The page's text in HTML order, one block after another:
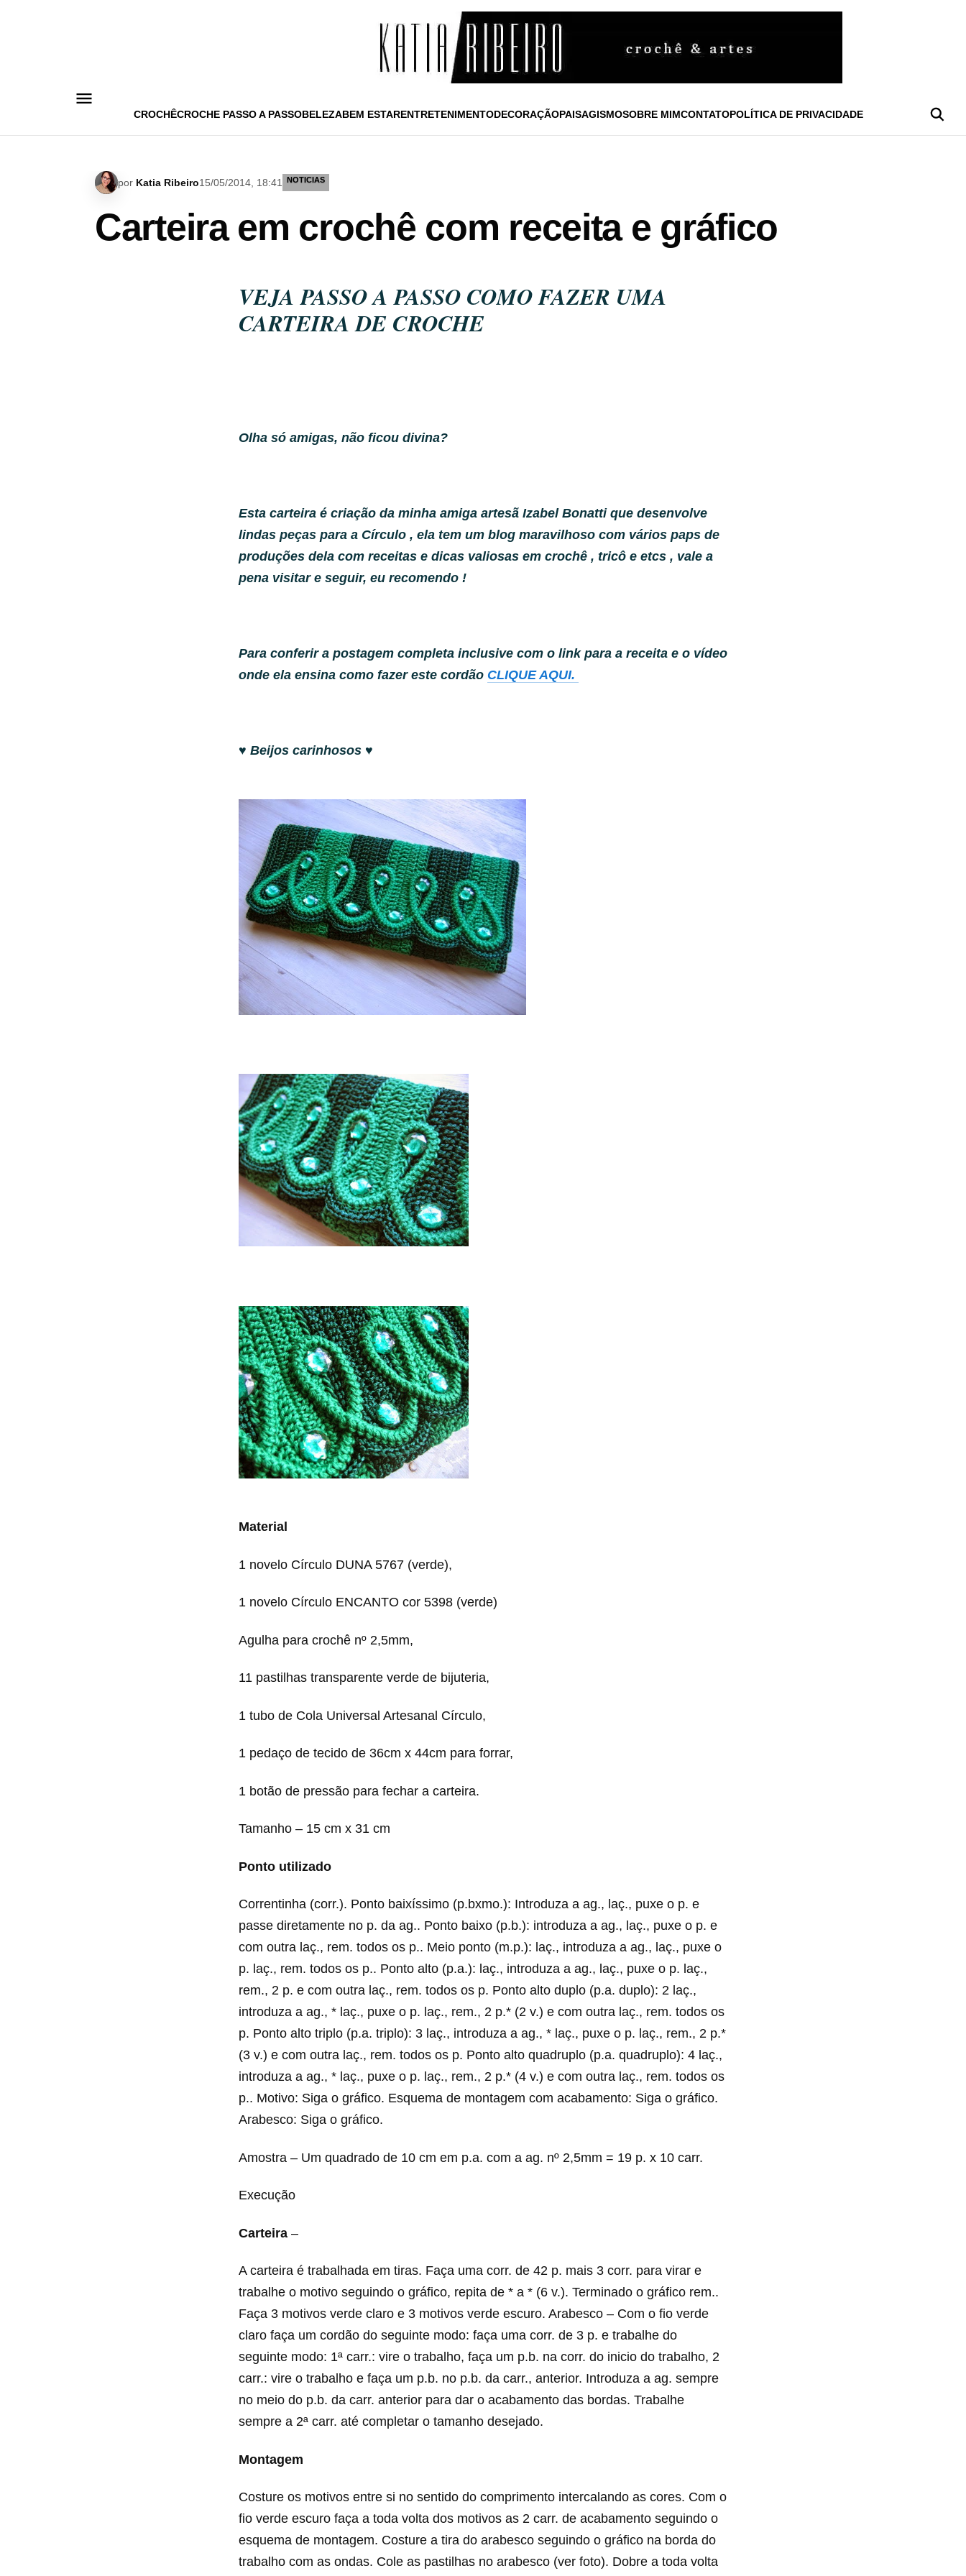
CROCHÊCROCHE PASSO A PASSOBELEZABEM ESTARENTRETENIMENTODECORAÇÃOPAISAGISMOSOBRE MIMCONTATOPOLÍTICA DE PRIVACIDADE
por Katia Ribeiro15/05/2014, 18:41 NOTICIAS
Carteira em crochê com receita e gráfico
VEJA PASSO A PASSO COMO FAZER UMA
CARTEIRA DE CROCHE
Olha só amigas, não ficou divina?
Esta carteira é criação da minha amiga artesã Izabel Bonatti que desenvolve
lindas peças para a Círculo , ela tem um blog maravilhoso com vários paps de
produções dela com receitas e dicas valiosas em crochê , tricô e etcs , vale a
pena visitar e seguir, eu recomendo !
Para conferir a postagem completa inclusive com o link para a receita e o vídeo
onde ela ensina como fazer este cordão CLIQUE AQUI.
♥ Beijos carinhosos ♥
Material
1 novelo Círculo DUNA 5767 (verde),
1 novelo Círculo ENCANTO cor 5398 (verde)
Agulha para crochê nº 2,5mm,
11 pastilhas transparente verde de bijuteria,
1 tubo de Cola Universal Artesanal Círculo,
1 pedaço de tecido de 36cm x 44cm para forrar,
1 botão de pressão para fechar a carteira.
Tamanho – 15 cm x 31 cm
Ponto utilizado
Correntinha (corr.). Ponto baixíssimo (p.bxmo.): Introduza a ag., laç., puxe o p. e
passe diretamente no p. da ag.. Ponto baixo (p.b.): introduza a ag., laç., puxe o p. e
com outra laç., rem. todos os p.. Meio ponto (m.p.): laç., introduza a ag., laç., puxe o
p. laç., rem. todos os p.. Ponto alto (p.a.): laç., introduza a ag., laç., puxe o p. laç.,
rem., 2 p. e com outra laç., rem. todos os p. Ponto alto duplo (p.a. duplo): 2 laç.,
introduza a ag., * laç., puxe o p. laç., rem., 2 p.* (2 v.) e com outra laç., rem. todos os
p. Ponto alto triplo (p.a. triplo): 3 laç., introduza a ag., * laç., puxe o p. laç., rem., 2 p.*
(3 v.) e com outra laç., rem. todos os p. Ponto alto quadruplo (p.a. quadruplo): 4 laç.,
introduza a ag., * laç., puxe o p. laç., rem., 2 p.* (4 v.) e com outra laç., rem. todos os
p.. Motivo: Siga o gráfico. Esquema de montagem com acabamento: Siga o gráfico.
Arabesco: Siga o gráfico.
Amostra – Um quadrado de 10 cm em p.a. com a ag. nº 2,5mm = 19 p. x 10 carr.
Execução
Carteira –
A carteira é trabalhada em tiras. Faça uma corr. de 42 p. mais 3 corr. para virar e
trabalhe o motivo seguindo o gráfico, repita de * a * (6 v.). Terminado o gráfico rem..
Faça 3 motivos verde claro e 3 motivos verde escuro. Arabesco – Com o fio verde
claro faça um cordão do seguinte modo: faça uma corr. de 3 p. e trabalhe do
seguinte modo: 1ª carr.: vire o trabalho, faça um p.b. na corr. do inicio do trabalho, 2
carr.: vire o trabalho e faça um p.b. no p.b. da carr., anterior. Introduza a ag. sempre
no meio do p.b. da carr. anterior para dar o acabamento das bordas. Trabalhe
sempre a 2ª carr. até completar o tamanho desejado.
Montagem
Costure os motivos entre si no sentido do comprimento intercalando as cores. Com o
fio verde escuro faça a toda volta dos motivos as 2 carr. de acabamento seguindo o
esquema de montagem. Costure a tira do arabesco seguindo o gráfico na borda do
trabalho com as ondas. Cole as pastilhas no arabesco (ver foto). Dobre a toda volta